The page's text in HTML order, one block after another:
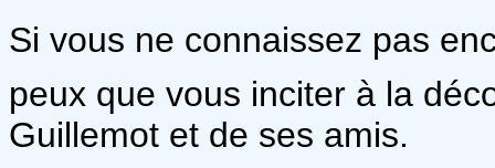
Si vous ne connaissez pas
peux que vous inciter à la
Guillemot et de ses amis.